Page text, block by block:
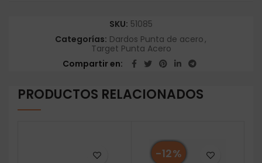
SKU: 51085
Categorías: Dardos Punta de acero,
Target Punta Acero
Compartir en
PRODUCTOS RELACIONADOS
-12%